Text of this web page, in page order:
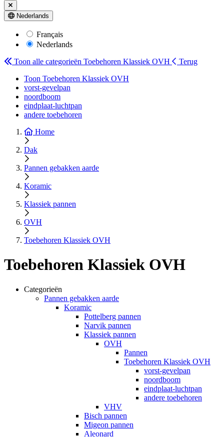
Nederlands
Français
Nederlands
Toon alle categorieën Toebehoren Klassiek OVH
Terug
Toon Toebehoren Klassiek OVH
vorst-gevelpan
noordboom
eindplaat-luchtpan
andere toebehoren
Home
Dak
Pannen gebakken aarde
Koramic
Klassiek pannen
OVH
Toebehoren Klassiek OVH
Toebehoren Klassiek OVH
Categorieën
Pannen gebakken aarde
Koramic
Pottelberg pannen
Narvik pannen
Klassiek pannen
OVH
Pannen
Toebehoren Klassiek OVH
vorst-gevelpan
noordboom
eindplaat-luchtpan
andere toebehoren
VHV
Bisch pannen
Migeon pannen
Aleonard